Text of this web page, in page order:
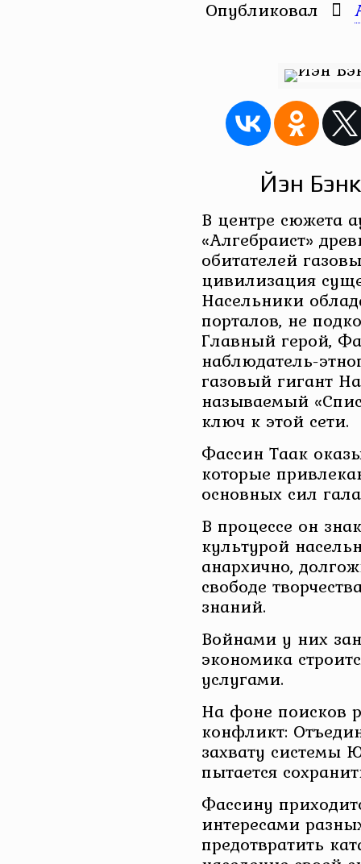
Опубликовал
Йэн
В центре сюжета
«Алгебраист»
обитателей
цивилизация
Насельники
порталов, не
Главный герой,
наблюдатель-
газовый гигант
называемый
ключ к этой сети.
Фассин Таак
которые
основных сил
В процессе он
культурой
анархично,
свободе
знаний.
Войнами у них
экономика
услугами.
На фоне поисков
конфликт:
захвату системы
пытается
Фассину
интересами
предотвратить